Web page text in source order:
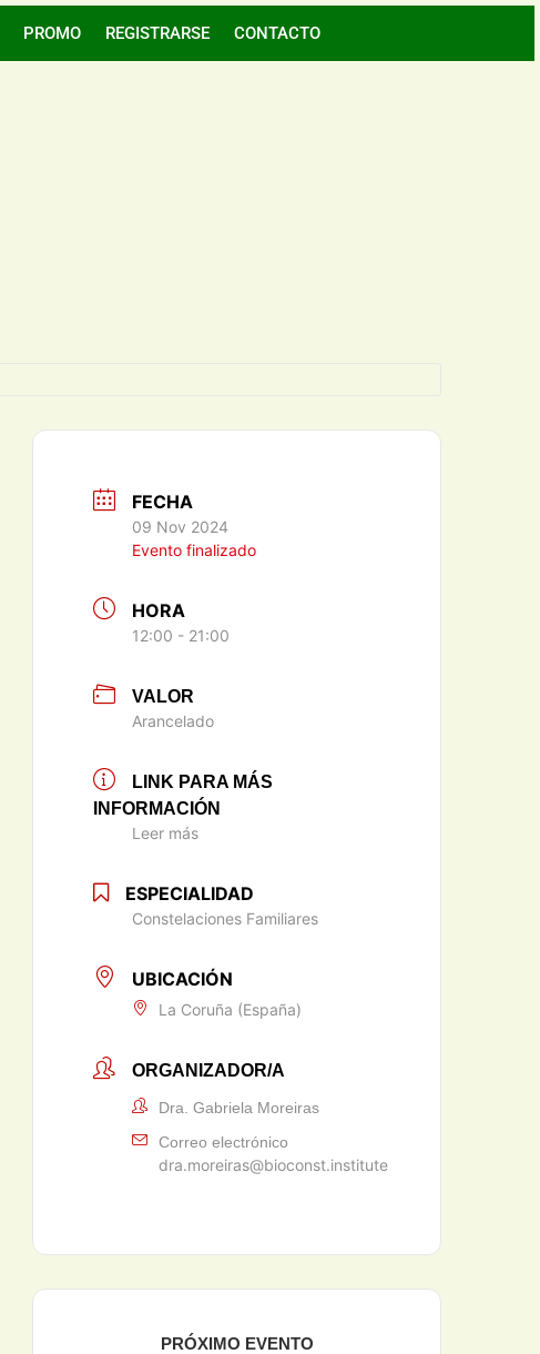
PROMO REGISTRARSE CONTACTO
FECHA
09 Nov 2024
Evento finalizado
HORA
12:00 - 21:00
VALOR
Arancelado
LINK PARA MÁS
INFORMACIÓN
Leer más
ESPECIALIDAD
Constelaciones Familiares
UBICACIÓN
La Coruña (España)
ORGANIZADOR/A
Dra. Gabriela Moreiras
Correo electrónico
dra.moreiras@bioconst.institute
PRÓXIMO EVENTO